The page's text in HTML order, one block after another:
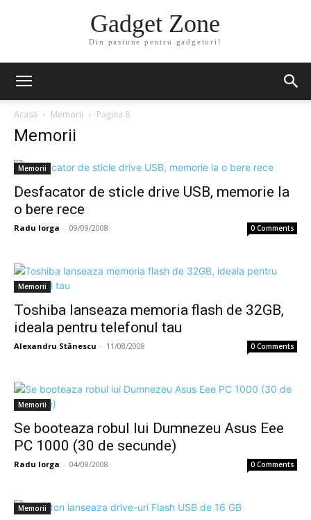
Gadget Zone
Din pasiune pentru gadgeturi!
Acasă Memorii Pagina 8
Memorii
Memorii
Desfacator de sticle drive USB, memorie la
o bere rece
Radu Iorga - 09/09/2008 0 Comments
Memorii
Toshiba lanseaza memoria flash de 32GB,
ideala pentru telefonul tau
Alexandru Stănescu - 11/08/2008 0 Comments
Memorii
Se booteaza robul lui Dumnezeu Asus Eee
PC 1000 (30 de secunde)
Radu Iorga - 04/08/2008 0 Comments
Memorii